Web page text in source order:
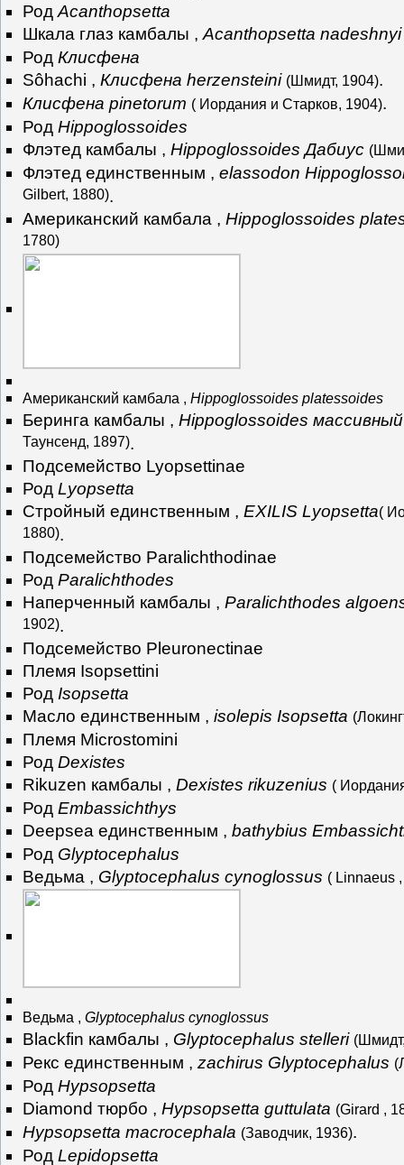
РодAcanthopsetta
Шкала глаз камбалы ,Acanthopsetta nadeshnyi
РодКлисфена
Sôhachi ,Клисфена herzensteini (Шмидт, 1904).
Клисфена pinetorum ( Иордания и Старков, 1904).
РодHippoglossoides
Флэтед камбалы ,Hippoglossoides Дабиус
Флэтед единственным ,elassodon
Gilbert, 1880).
Американский камбала ,Hippoglossoides
1780)
Американский камбала ,Hippoglossoides platessoides
Беринга камбалы ,Hippoglossoides массивный
Таунсенд, 1897).
Подсемейство Lyopsettinae
РодLyopsetta
Стройный единственным ,EXILIS Lyopsetta(
1880).
Подсемейство Paralichthodinae
РодParalichthodes
Наперченный камбалы ,Paralichthodes
1902).
Подсемейство Pleuronectinae
Племя Isopsettini
РодIsopsetta
Масло единственным ,isolepis Isopsetta
Племя Microstomini
РодDexistes
Rikuzen камбалы ,Dexistes rikuzenius (
РодEmbassichthys
Deepsea единственным ,bathybius
Род Glyptocephalus
Ведьма , Glyptocephalus cynoglossus ( Linnaeus
Ведьма ,Glyptocephalus cynoglossus
Blackfin камбалы , Glyptocephalus stelleri
Рекс единственным ,zachirus Glyptocephalus
РодHypsopsetta
Diamond тюрбо ,Hypsopsetta guttulata (Girard ,
Hypsopsetta macrocephala (Заводчик, 1936).
РодLepidopsetta